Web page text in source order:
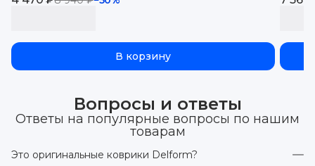
В корзину
Вопросы и ответы
Ответы на популярные вопросы по нашим
товарам
Это оригинальные коврики Delform?